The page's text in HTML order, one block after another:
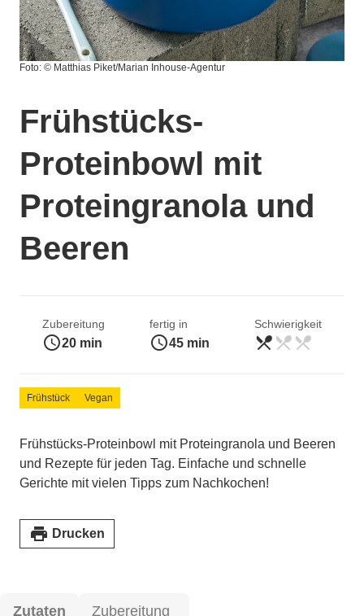
Foto: © Matthias Piket/Marian Inhouse-Agentur
Frühstücks-
Proteinbowl mit
Proteingranola und
Beeren
Zubereitung
access_time20 min
fertig in
access_time45 min
Schwierigkeit
leicht
restaurant_menu restaurant_menu restaurant_menu
Frühstück Vegan
Frühstücks-Proteinbowl mit Proteingranola und Beeren
und Rezepte für jeden Tag. Einfache und schnelle
Gerichte mit vielen Tipps zum Nachkochen!
print Drucken
Zutaten Zubereitung